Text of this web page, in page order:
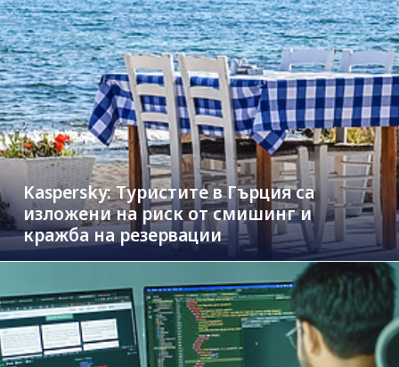
Kaspersky: Туристите в Гърция са
изложени на риск от смишинг и
кражба на резервации